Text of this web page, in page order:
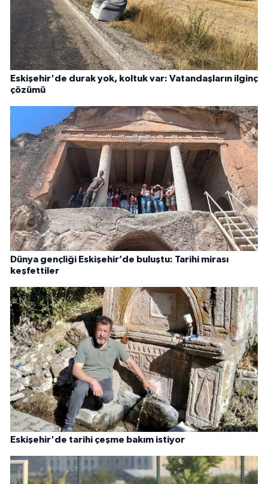
Eskişehir'de durak yok, koltuk var: Vatandaşların ilginç
çözümü
Dünya gençliği Eskişehir’de buluştu: Tarihi mirası
keşfettiler
Eskişehir'de tarihi çeşme bakım istiyor